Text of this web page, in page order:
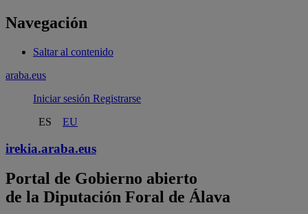
Navegación
Saltar al contenido
araba.eus
Iniciar sesión Registrarse
ES
EU
irekia.araba.eus
Portal de Gobierno abierto
de la Diputación Foral de Álava